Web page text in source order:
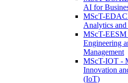
AI for
MScT-
Analytics
MScT-EESM
Engineering
Management
MScT-IOT -
Innovation
(IoT)